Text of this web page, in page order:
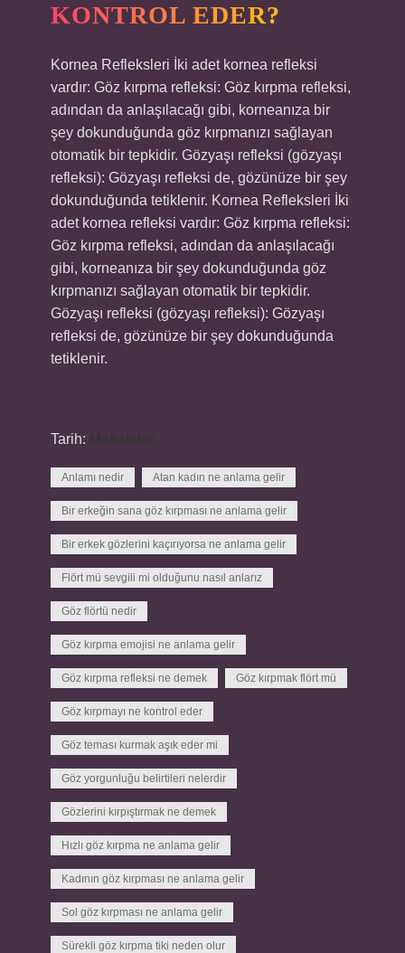
KONTROL EDER?
Kornea Refleksleri İki adet kornea refleksi
vardır: Göz kırpma refleksi: Göz kırpma refleksi,
adından da anlaşılacağı gibi, korneanıza bir
şey dokunduğunda göz kırpmanızı sağlayan
otomatik bir tepkidir. Gözyaşı refleksi (gözyaşı
refleksi): Gözyaşı refleksi de, gözünüze bir şey
dokunduğunda tetiklenir. Kornea Refleksleri İki
adet kornea refleksi vardır: Göz kırpma refleksi:
Göz kırpma refleksi, adından da anlaşılacağı
gibi, korneanıza bir şey dokunduğunda göz
kırpmanızı sağlayan otomatik bir tepkidir.
Gözyaşı refleksi (gözyaşı refleksi): Gözyaşı
refleksi de, gözünüze bir şey dokunduğunda
tetiklenir.
Tarih:
Anlamı nedir Atan kadın ne anlama gelir
Bir erkeğin sana göz kırpması ne anlama gelir
Bir erkek gözlerini kaçırıyorsa ne anlama gelir
Flört mü sevgili mi olduğunu nasıl anlarız
Göz flörtü nedir
Göz kırpma emojisi ne anlama gelir
Göz kırpma refleksi ne demek Göz kırpmak flört mü
Göz kırpmayı ne kontrol eder
Göz teması kurmak aşık eder mi
Göz yorgunluğu belirtileri nelerdir
Gözlerini kırpıştırmak ne demek
Hızlı göz kırpma ne anlama gelir
Kadının göz kırpması ne anlama gelir
Sol göz kırpması ne anlama gelir
Sürekli göz kırpma tiki neden olur